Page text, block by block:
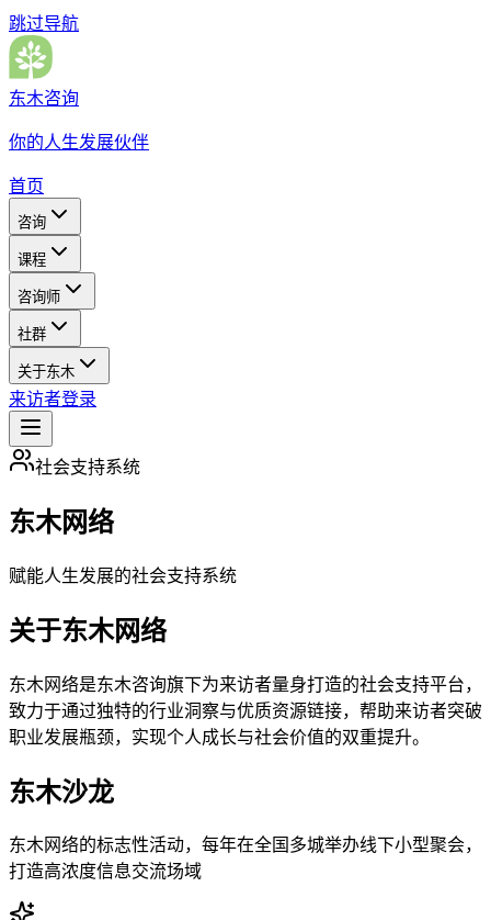
跳过导航
东木咨询
你的人生发展伙伴
首页
咨询
课程
咨询师
社群
关于东木
来访者登录
社会支持系统
东木网络
赋能人生发展的社会支持系统
关于东木网络
东木网络是东木咨询旗下为来访者量身打造的社会支持平台，
致力于通过独特的行业洞察与优质资源链接，帮助来访者突破
职业发展瓶颈，实现个人成长与社会价值的双重提升。
东木沙龙
东木网络的标志性活动，每年在全国多城举办线下小型聚会，
打造高浓度信息交流场域